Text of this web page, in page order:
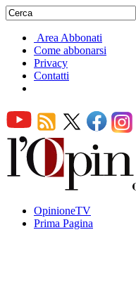
Area Abbonati
Come abbonarsi
Privacy
Contatti
OpinioneTV
Prima Pagina